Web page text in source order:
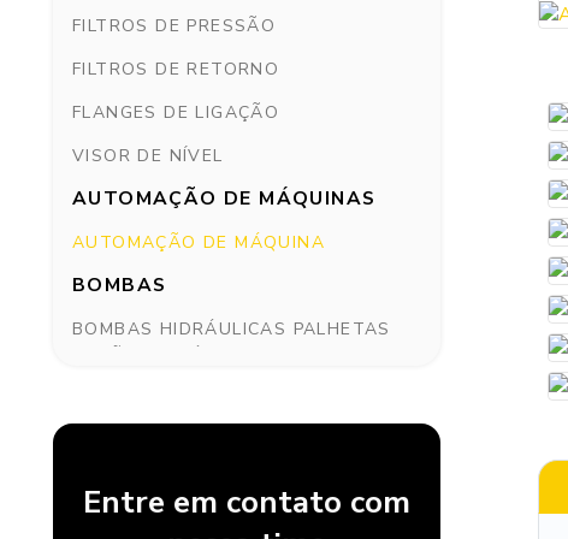
FILTROS DE PRESSÃO
FILTROS DE RETORNO
FLANGES DE LIGAÇÃO
VISOR DE NÍVEL
AUTOMAÇÃO DE MÁQUINAS
AUTOMAÇÃO DE MÁQUINA
BOMBAS
BOMBAS HIDRÁULICAS PALHETAS
BOMBAS PISTÕES VAZÃO VARIÁVEL
Entre em contato com